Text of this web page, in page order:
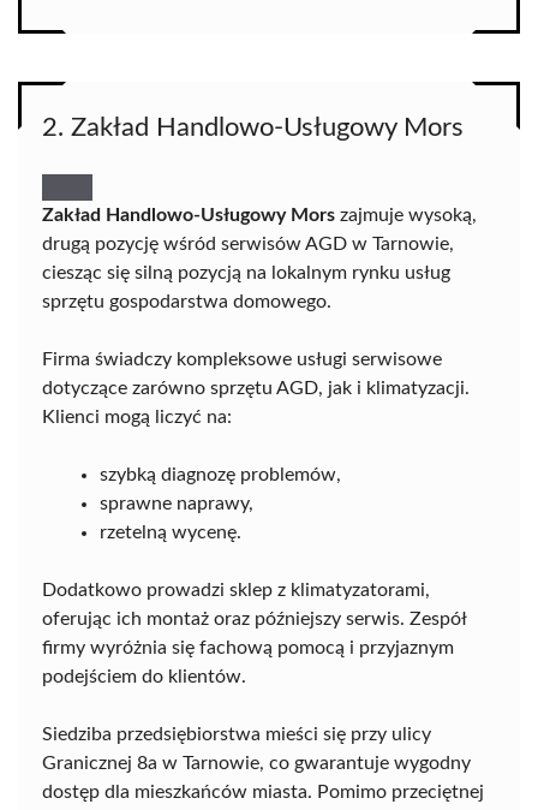
2. Zakład Handlowo-Usługowy Mors
Zakład Handlowo-Usługowy Mors zajmuje wysoką,
drugą pozycję wśród serwisów AGD w Tarnowie,
ciesząc się silną pozycją na lokalnym rynku usług
sprzętu gospodarstwa domowego.
Firma świadczy kompleksowe usługi serwisowe
dotyczące zarówno sprzętu AGD, jak i klimatyzacji.
Klienci mogą liczyć na:
szybką diagnozę problemów,
sprawne naprawy,
rzetelną wycenę.
Dodatkowo prowadzi sklep z klimatyzatorami,
oferując ich montaż oraz późniejszy serwis. Zespół
firmy wyróżnia się fachową pomocą i przyjaznym
podejściem do klientów.
Siedziba przedsiębiorstwa mieści się przy ulicy
Granicznej 8a w Tarnowie, co gwarantuje wygodny
dostęp dla mieszkańców miasta. Pomimo przeciętnej